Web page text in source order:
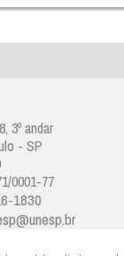
3º andar
- SP
0001-77
1830